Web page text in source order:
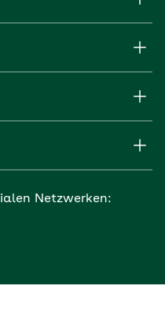
Netzwerken: